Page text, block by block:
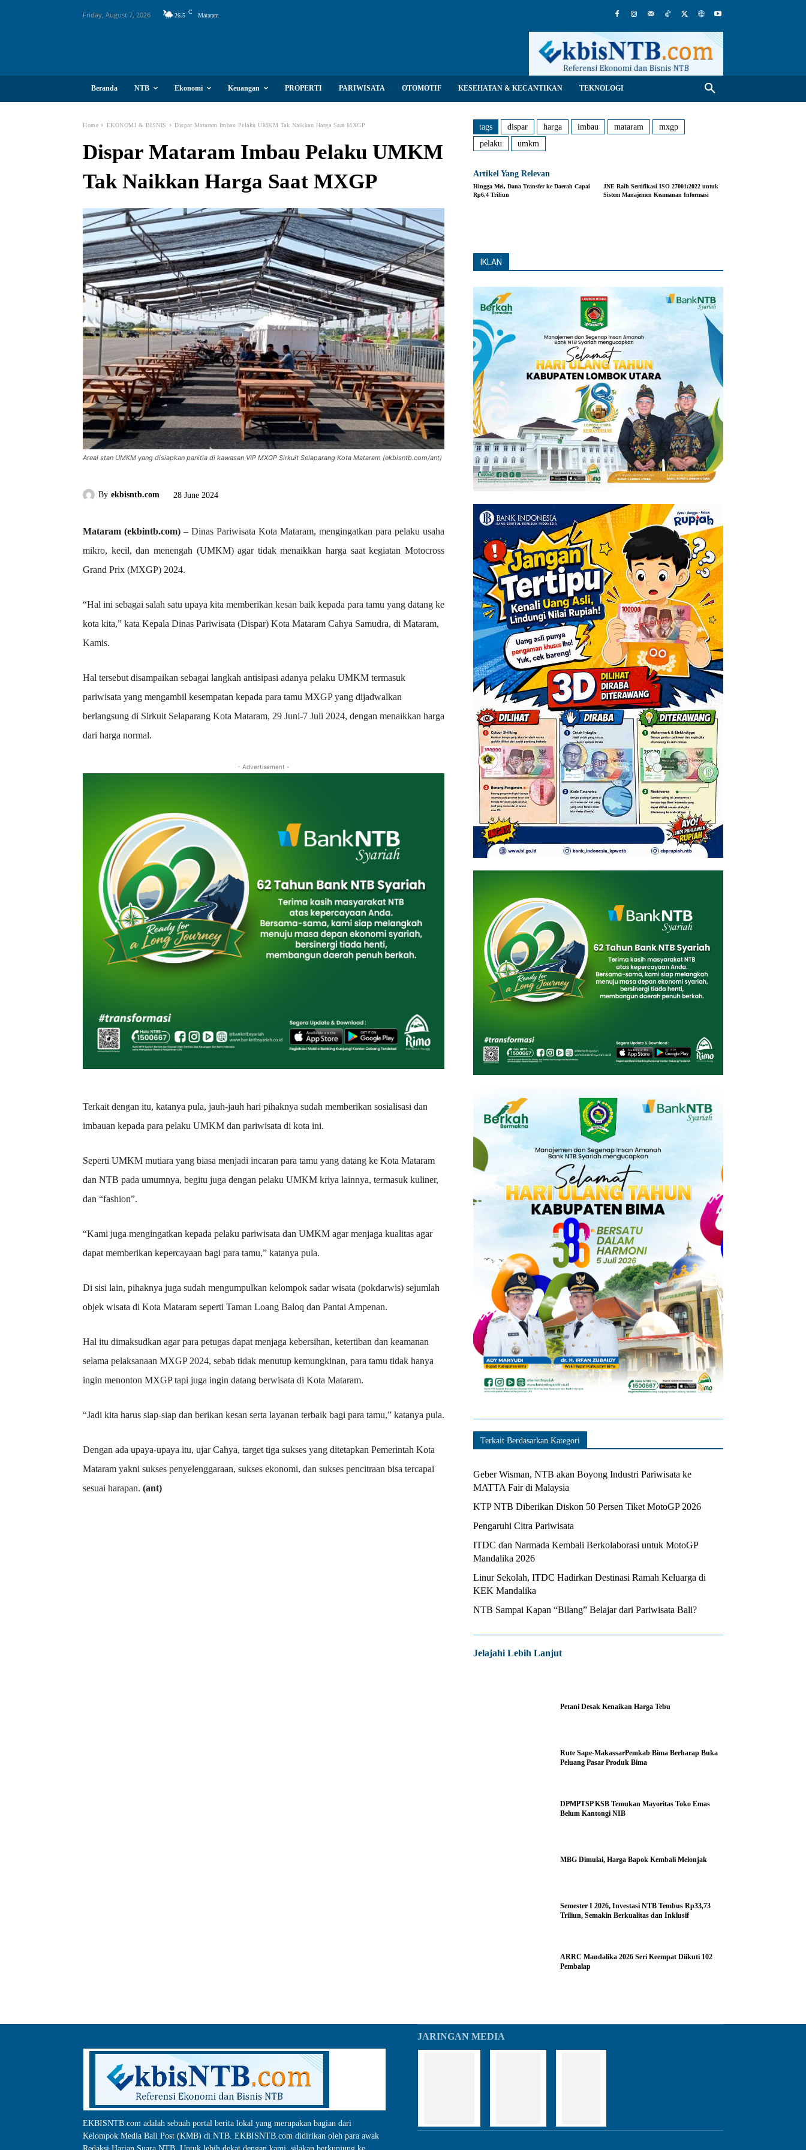
Friday, August 7, 2026 26.5
C
Mataram
Beranda NTB Ekonomi Keuangan PROPERTI PARIWISATA OTOMOTIF KESEHATAN & KECANTIKAN TEKNOLOGI
Home EKONOMI & BISNIS Dispar Mataram Imbau Pelaku UMKM Tak Naikkan Harga Saat MXGP
Dispar Mataram Imbau Pelaku UMKM
Tak Naikkan Harga Saat MXGP
Areal stan UMKM yang disiapkan panitia di kawasan VIP MXGP Sirkuit Selaparang Kota Mataram (ekbisntb.com/ant)
By ekbisntb.com 28 June 2024
Mataram (ekbintb.com) – Dinas Pariwisata Kota Mataram, mengingatkan para pelaku usaha
mikro, kecil, dan menengah (UMKM) agar tidak menaikkan harga saat kegiatan Motocross
Grand Prix (MXGP) 2024.
“Hal ini sebagai salah satu upaya kita memberikan kesan baik kepada para tamu yang datang ke
kota kita,” kata Kepala Dinas Pariwisata (Dispar) Kota Mataram Cahya Samudra, di Mataram,
Kamis.
Hal tersebut disampaikan sebagai langkah antisipasi adanya pelaku UMKM termasuk
pariwisata yang mengambil kesempatan kepada para tamu MXGP yang dijadwalkan
berlangsung di Sirkuit Selaparang Kota Mataram, 29 Juni-7 Juli 2024, dengan menaikkan harga
dari harga normal.
- Advertisement -
Terkait dengan itu, katanya pula, jauh-jauh hari pihaknya sudah memberikan sosialisasi dan
imbauan kepada para pelaku UMKM dan pariwisata di kota ini.
Seperti UMKM mutiara yang biasa menjadi incaran para tamu yang datang ke Kota Mataram
dan NTB pada umumnya, begitu juga dengan pelaku UMKM kriya lainnya, termasuk kuliner,
dan “fashion”.
“Kami juga mengingatkan kepada pelaku pariwisata dan UMKM agar menjaga kualitas agar
dapat memberikan kepercayaan bagi para tamu,” katanya pula.
Di sisi lain, pihaknya juga sudah mengumpulkan kelompok sadar wisata (pokdarwis) sejumlah
objek wisata di Kota Mataram seperti Taman Loang Baloq dan Pantai Ampenan.
Hal itu dimaksudkan agar para petugas dapat menjaga kebersihan, ketertiban dan keamanan
selama pelaksanaan MXGP 2024, sebab tidak menutup kemungkinan, para tamu tidak hanya
ingin menonton MXGP tapi juga ingin datang berwisata di Kota Mataram.
“Jadi kita harus siap-siap dan berikan kesan serta layanan terbaik bagi para tamu,” katanya pula.
Dengan ada upaya-upaya itu, ujar Cahya, target tiga sukses yang ditetapkan Pemerintah Kota
Mataram yakni sukses penyelenggaraan, sukses ekonomi, dan sukses pencitraan bisa tercapai
sesuai harapan. (ant)
tags dispar harga imbau mataram
mxgp
pelaku
umkm
Artikel Yang Relevan
Hingga Mei, Dana Transfer ke Daerah Capai
Rp6,4 Triliun
JNE Raih Sertifikasi ISO 27001:2022 untuk
Sistem Manajemen Keamanan Informasi
IKLAN
Terkait Berdasarkan Kategori
Geber Wisman, NTB akan Boyong Industri Pariwisata ke
MATTA Fair di Malaysia
KTP NTB Diberikan Diskon 50 Persen Tiket MotoGP 2026
Pengaruhi Citra Pariwisata
ITDC dan Narmada Kembali Berkolaborasi untuk MotoGP
Mandalika 2026
Linur Sekolah, ITDC Hadirkan Destinasi Ramah Keluarga di
KEK Mandalika
NTB Sampai Kapan “Bilang” Belajar dari Pariwisata Bali?
Jelajahi Lebih Lanjut
Petani Desak Kenaikan Harga Tebu
Rute Sape-MakassarPemkab Bima Berharap Buka
Peluang Pasar Produk Bima
DPMPTSP KSB Temukan Mayoritas Toko Emas
Belum Kantongi NIB
MBG Dimulai, Harga Bapok Kembali Melonjak
Semester I 2026, Investasi NTB Tembus Rp33,73
Triliun, Semakin Berkualitas dan Inklusif
ARRC Mandalika 2026 Seri Keempat Diikuti 102
Pembalap
EKBISNTB.com adalah sebuah portal berita lokal yang merupakan bagian dari
Kelompok Media Bali Post (KMB) di NTB. EKBISNTB.com didirikan oleh para awak
JARINGAN MEDIA